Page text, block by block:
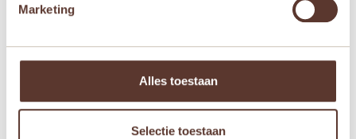
Marketing
Alles toestaan
Selectie toestaan
€19,95
Beroepen
€19,95